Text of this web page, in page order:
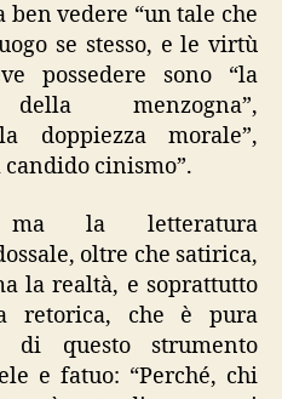
ben vedere “un tale che
se stesso, e le virtù
possedere sono “la
menzogna”,
doppiezza morale”,
candido cinismo”.
ma la letteratura
oltre che satirica,
la realtà, e soprattutto
retorica, che è pura
di questo strumento
e fatuo: “Perché, chi